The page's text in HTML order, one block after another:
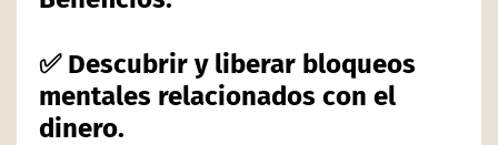
✅ Descubrir y liberar bloqueos
mentales relacionados con el
dinero.